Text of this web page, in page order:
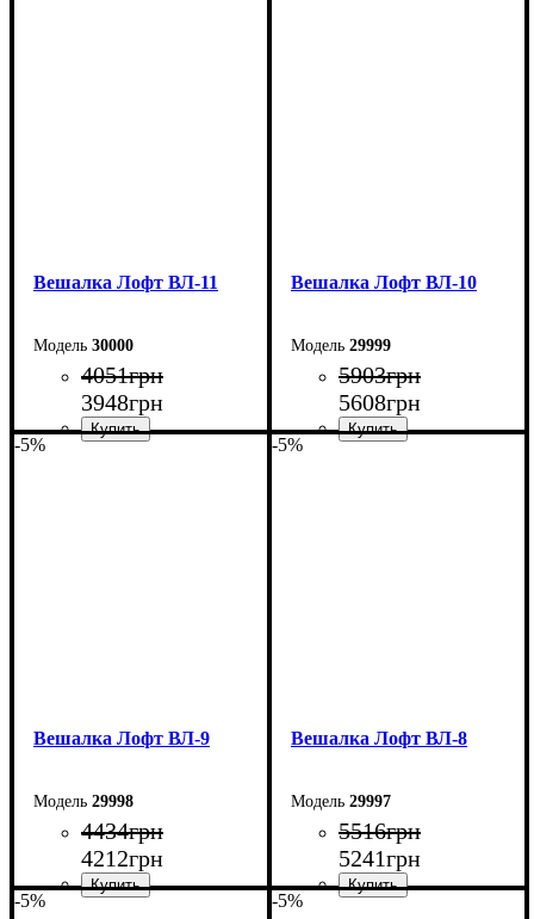
Вешалка Лофт ВЛ-11
30000
4051грн
3948грн
Вешалка Лофт ВЛ-10
29999
5903грн
5608грн
-5%
Вешалка Лофт ВЛ-9
29998
4434грн
4212грн
-5%
Вешалка Лофт ВЛ-8
29997
5516грн
5241грн
-5% -5%